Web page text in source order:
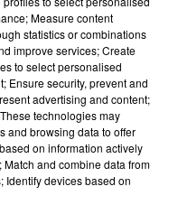
Measure content
statistics or combinations
improve services; Create
to select personalised
Ensure security, prevent and
advertising and content;
technologies may
and browsing data to offer
on information actively
and combine data from
Identify devices based on